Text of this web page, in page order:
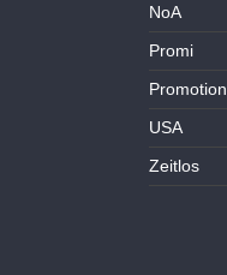
NoA
Promi
Promotion
USA
Zeitlos